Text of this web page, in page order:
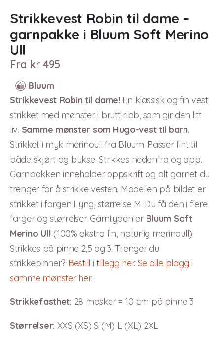
Strikkevest Robin til dame –
garnpakke i Bluum Soft Merino
Ull
Fra kr 495
Strikkevest Robin til dame!En klassisk og fin vest
strikket med mønster i brutt ribb, som gir den litt
liv. Samme mønster som Hugo-vest til barn.
Strikket i myk merinoull fra Bluum. Passer fint til
både skjørt og bukse. Strikkes nedenfra og opp.
Garnpakken inneholder oppskrift og alt garnet du
trenger for å strikke vesten. Modellen på bildet er
strikket i fargen Lyng, størrelse M. Du få den i flere
farger og størrelser. Garntypen er Bluum Soft
Merino Ull (100% ekstra fin, naturlig merinoull).
Strikkes på pinne 2,5 og 3. Trenger du
strikkepinner? Bestill i tillegg her. Se alle plagg i
samme mønster her!
Strikkefasthet: 28 masker = 10 cm på pinne 3
Størrelser: XXS (XS) S (M) L (XL) 2XL